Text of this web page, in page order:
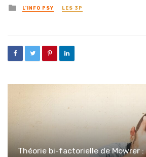
Posted in
L'INFO PSY LES 3P
Théorie bi-factorielle de Mowrer